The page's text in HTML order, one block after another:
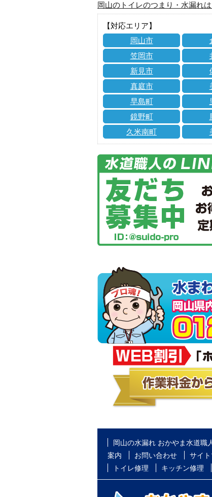
岡山のトイレのつまり・水漏れ
【対応エリア】
岡山市
笠岡市
新見市
真庭市
早島町
鏡野町
久米南町
岡山の水漏れ おかやま水道職
案内
お問い合わせ サイ
トイレ修理
キッチン修理